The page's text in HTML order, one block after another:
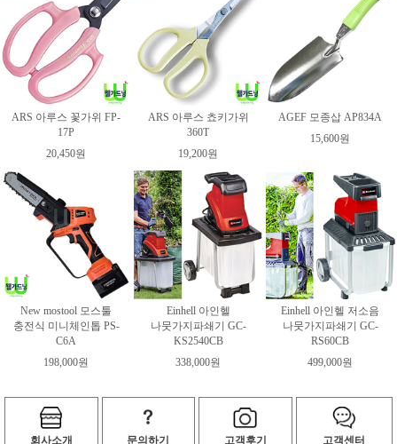
ARS 아루스 꽃가위 FP-
17P
20,450원
ARS 아루스 쵸키가위
360T
19,200원
AGEF 모종삽 AP834A
15,600원
New mostool 모스툴
충전식 미니체인톱 PS-
C6A
198,000원
Einhell 아인헬
나뭇가지파쇄기 GC-
KS2540CB
338,000원
Einhell 아인헬 저소음
나뭇가지파쇄기 GC-
RS60CB
499,000원
회사소개 문의하기 고객후기 고객센터